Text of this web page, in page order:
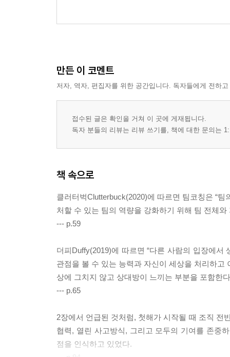
만든 이 코멘트
저자, 역자, 편집자를 위한 공간입니다. 독자들에게 전하
접수된 글은 확인을 거쳐 이 곳에 게재됩니다.
독자 분들의 리뷰는 리뷰 쓰기를, 책에 대한 문의는
책 속으로
클러터벅Clutterbuck(2020)에 따르면 팀코칭은 “
처할 수 있는 팀의 역량을 강화하기 위해 팀 전체
--- p.59
더피Duffy(2019)에 따르면 “다른 사람의 입장에
관점을 볼 수 있는 능력과 자신이 세상을 처리하
상에 그치지 않고 상대방이 느끼는 부분을 포함한
--- p.65
2장에서 언급된 것처럼, 첫해가 시작될 때 조직 전
협력, 열린 사고방식, 그리고 모두의 기여를 존중
점을 인식하고 있었다.